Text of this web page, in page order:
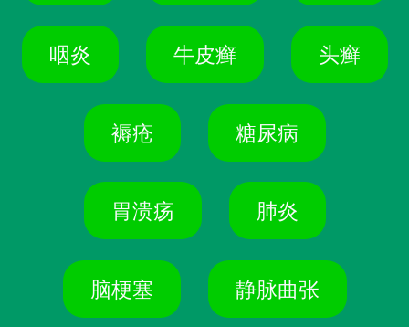
咽炎 牛皮癣 头癣
褥疮 糖尿病
胃溃疡 肺炎
脑梗塞 静脉曲张